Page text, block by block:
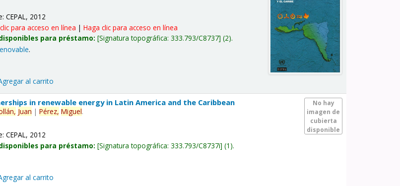
CEPAL, 2012
para acceso en línea |Haga clic para acceso en línea
para préstamo: Signatura topográfica:333.793/C8737 (2).
.
al carrito
No hay
imagen de
cubierta
disponible
in renewable energy in Latin America and the Caribbean
Juan |Pérez, Miguel.
CEPAL, 2012
para préstamo: Signatura topográfica:333.793/C8737i (1).
al carrito